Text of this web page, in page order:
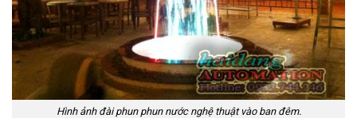
Hình ảnh đài phun phun nước nghệ thuật vào ban đêm.